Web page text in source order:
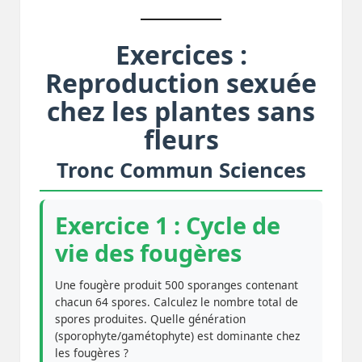
Exercices :
Reproduction sexuée
chez les plantes sans
fleurs
Tronc Commun Sciences
Exercice 1 : Cycle de
vie des fougères
Une fougère produit 500 sporanges contenant
chacun 64 spores. Calculez le nombre total de
spores produites. Quelle génération
(sporophyte/gamétophyte) est dominante chez
les fougères ?